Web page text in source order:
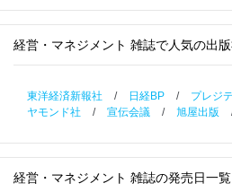
経営・マネジメント 雑誌で人気の出
東洋経済新報社 / 日経BP / プレジ
ヤモンド社
/ 宣伝会議 / 旭屋出版
経営・マネジメント 雑誌の発売日一覧